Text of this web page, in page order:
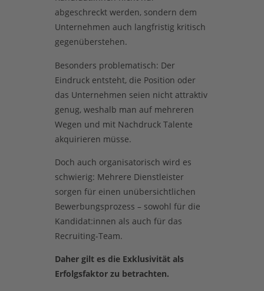
abgeschreckt werden, sondern dem
Unternehmen auch langfristig kritisch
gegenüberstehen.
Besonders problematisch: Der
Eindruck entsteht, die Position oder
das Unternehmen seien nicht attraktiv
genug, weshalb man auf mehreren
Wegen und mit Nachdruck Talente
akquirieren müsse.
Doch auch organisatorisch wird es
schwierig: Mehrere Dienstleister
sorgen für einen unübersichtlichen
Bewerbungsprozess – sowohl für die
Kandidat:innen als auch für das
Recruiting-Team.
Daher gilt es die Exklusivität als
Erfolgsfaktor zu betrachten.